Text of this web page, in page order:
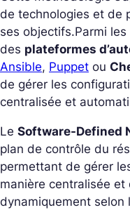
de technologies et de
ses objectifs.Parmi
des plateformes
Ansible, Puppet ou
de gérer les
centralisée et
Le Software-Defined
plan de contrôle du
permettant de gérer
manière centralisée et
dynamiquement selon